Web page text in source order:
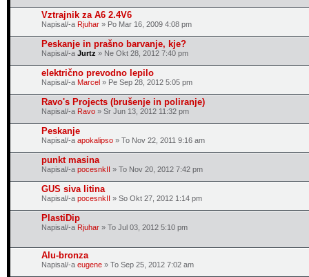
Vztrajnik za A6 2.4V6
Napisal/-a Rjuhar » Po Mar 16, 2009 4:08 pm
Peskanje in prašno barvanje, kje?
Napisal/-a Jurtz » Ne Okt 28, 2012 7:40 pm
električno prevodno lepilo
Napisal/-a Marcel » Pe Sep 28, 2012 5:05 pm
Ravo's Projects (brušenje in poliranje)
Napisal/-a Ravo » Sr Jun 13, 2012 11:32 pm
Peskanje
Napisal/-a apokalipso » To Nov 22, 2011 9:16 am
punkt masina
Napisal/-a pocesnkII » To Nov 20, 2012 7:42 pm
GUS siva litina
Napisal/-a pocesnkII » So Okt 27, 2012 1:14 pm
PlastiDip
Napisal/-a Rjuhar » To Jul 03, 2012 5:10 pm
Alu-bronza
Napisal/-a eugene » To Sep 25, 2012 7:02 am